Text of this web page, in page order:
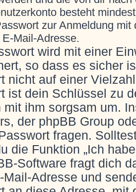
besteht
zur Anmeldung
Mail-Adresse.
wird mit einer
so dass es sicher
nicht auf einer
ist dein Schlüssel zu
mit ihm sorgsam um.
der phpBB Group
fragen.
die Funktion „Ich
Software fragt dich
Mail-Adresse und